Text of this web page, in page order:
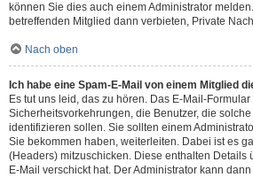
können Sie dies auch einem Administrator
betreffenden Mitglied dann verbieten, Private
Nach oben
Ich habe eine Spam-E-Mail von einem Mitglied
Es tut uns leid, das zu hören. Das E-Mail-
Sicherheitsvorkehrungen, die Benutzer, die
identifizieren sollen. Sie sollten einem
Sie bekommen haben, weiterleiten. Dabei ist es
(Headers) mitzuschicken. Diese enthalten Details
E-Mail verschickt hat. Der Administrator kann